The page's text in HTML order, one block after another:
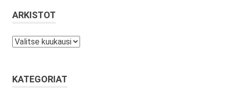
ARKISTOT
Arkistot
KATEGORIAT